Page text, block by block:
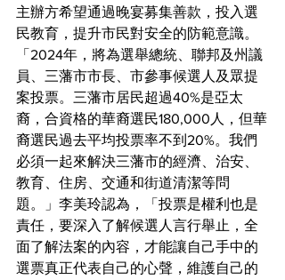
主辦方希望通過晚宴募集善款，投入選
民教育，提升市民對安全的防範意識。
「2024年，將為選舉總統、聯邦及州議
員、三藩市市長、市參事候選人及眾提
案投票。三藩市居民超過40%是亞太
裔，合資格的華裔選民180,000人，但華
裔選民過去平均投票率不到20%。我們
必須一起來解決三藩市的經濟、治安、
教育、住房、交通和街道清潔等問
題。」李美玲認為，「投票是權利也是
責任，要深入了解候選人言行舉止，全
面了解法案的內容，才能讓自己手中的
選票真正代表自己的心聲，維護自己的